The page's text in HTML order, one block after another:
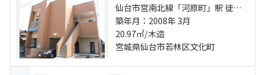
仙台市営南北線「河原町」駅 徒歩
12分 仙台市地下鉄東西線「連坊」
駅 徒歩16分 仙台市営南北線「長町
一丁目」駅 徒歩17分
築年月：2008年 3月
20.97㎡/木造
宮城県仙台市若林区文化町